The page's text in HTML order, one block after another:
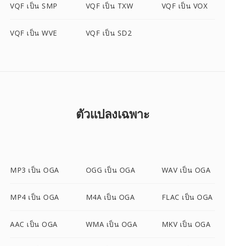
VQF เป็น SMP VQF เป็น TXW VQF เป็น VOX
VQF เป็น WVE VQF เป็น SD2
ตัวแปลงเฉพาะ
MP3 เป็น OGA OGG เป็น OGA WAV เป็น OGA
MP4 เป็น OGA M4A เป็น OGA FLAC เป็น OGA
AAC เป็น OGA WMA เป็น OGA MKV เป็น OGA